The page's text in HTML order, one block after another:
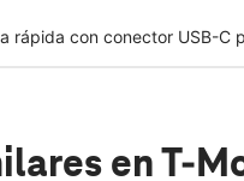
rápida con conector USB-C
en T-